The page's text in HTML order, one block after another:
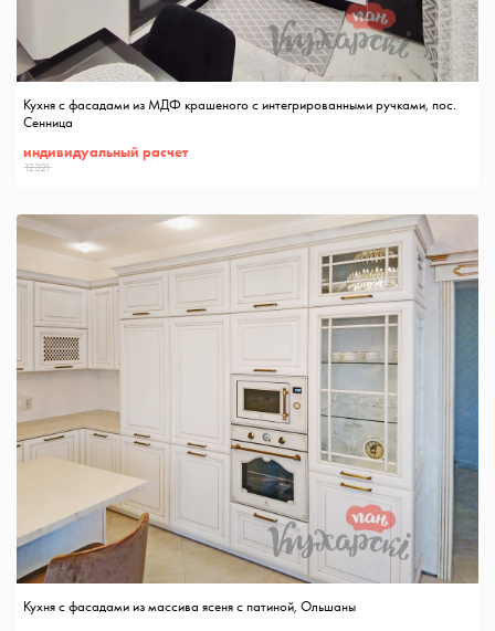
Кухня с фасадами из МДФ крашеного с интегрированными ручками, пос.
Сенница
индивидуальный расчет
12321
Кухня с фасадами из массива ясеня с патиной, Ольшаны